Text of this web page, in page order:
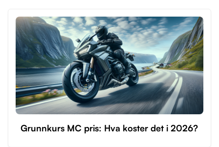
Grunnkurs MC pris: Hva koster det i 2026?